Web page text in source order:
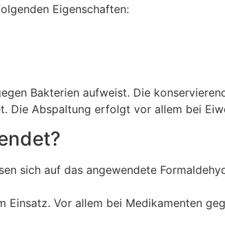
Eigenschaften:
Bakterien aufweist. Die
Die Abspaltung erfolgt vor allem bei
sich auf das angewendete
Vor allem bei Medikamenten